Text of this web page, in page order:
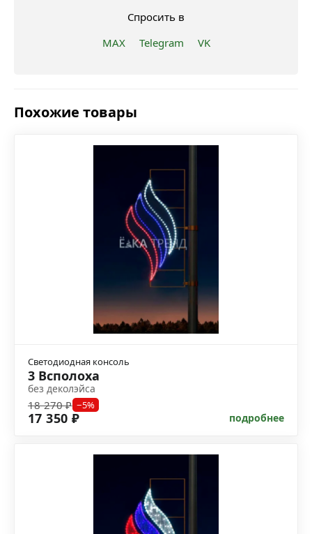
Спросить в
MAX
Telegram VK
Похожие товары
Светодиодная консоль
3 Всполоха
без деколэйса
18 270 ₽ −5%
17 350 ₽ подробнее